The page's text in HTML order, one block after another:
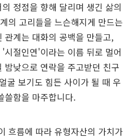
정점을 향해 달리며 생긴 삶의
의 고리들을 느슨해지게 만드는
관계는 대화의 공백을 만들고,
시절인연'이라는 이름 뒤로 멀어
밤낮으로 연락을 주고받던 친구
굴 보기도 힘든 사이가 될 때 우
쓸함을 마주합니다.
흐름에 따라 유형자산의 가치가